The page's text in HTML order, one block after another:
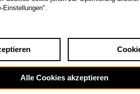
Einstellungen".
Alle Cookies akzeptieren